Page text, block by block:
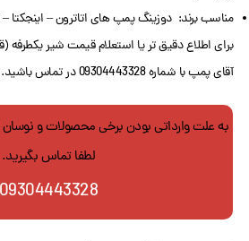
مناسب برند: دوزینگ پمپ های اتاترون – اینجکتا
برای اطلاع دقیق تر یا استعلام قیمت شیر
آقای پمپ با شماره 09304443328 در تماس باشید.
به علت وارداتی بودن برخی محصولات و
لطفا تماس بگیرید.
09304443328